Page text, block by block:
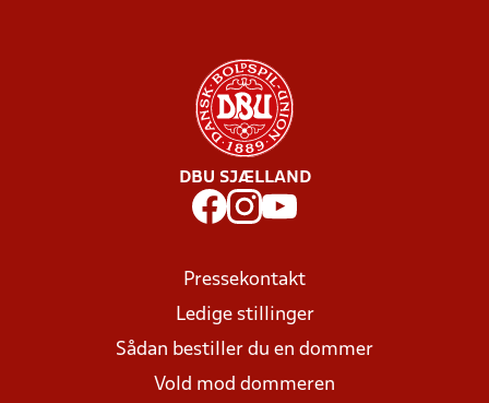
DBU SJÆLLAND
Pressekontakt
Ledige stillinger
Sådan bestiller du en dommer
Vold mod dommeren